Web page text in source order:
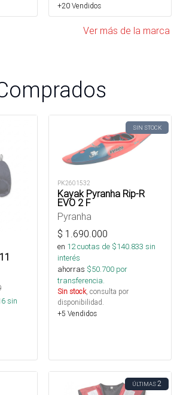
+20 Vendidos
Ver más de la marca
sin
SIN STOCK
PK2601532
Kayak Pyranha Rip-R
EVO 2 F
Pyranha
$ 1.690.000
en 12cuotas de $140.833 sin
interés
ahorras $50.700 por
transferencia.
Sin stock, consulta por
disponibilidad.
+5 Vendidos
ÚLTIMAS2